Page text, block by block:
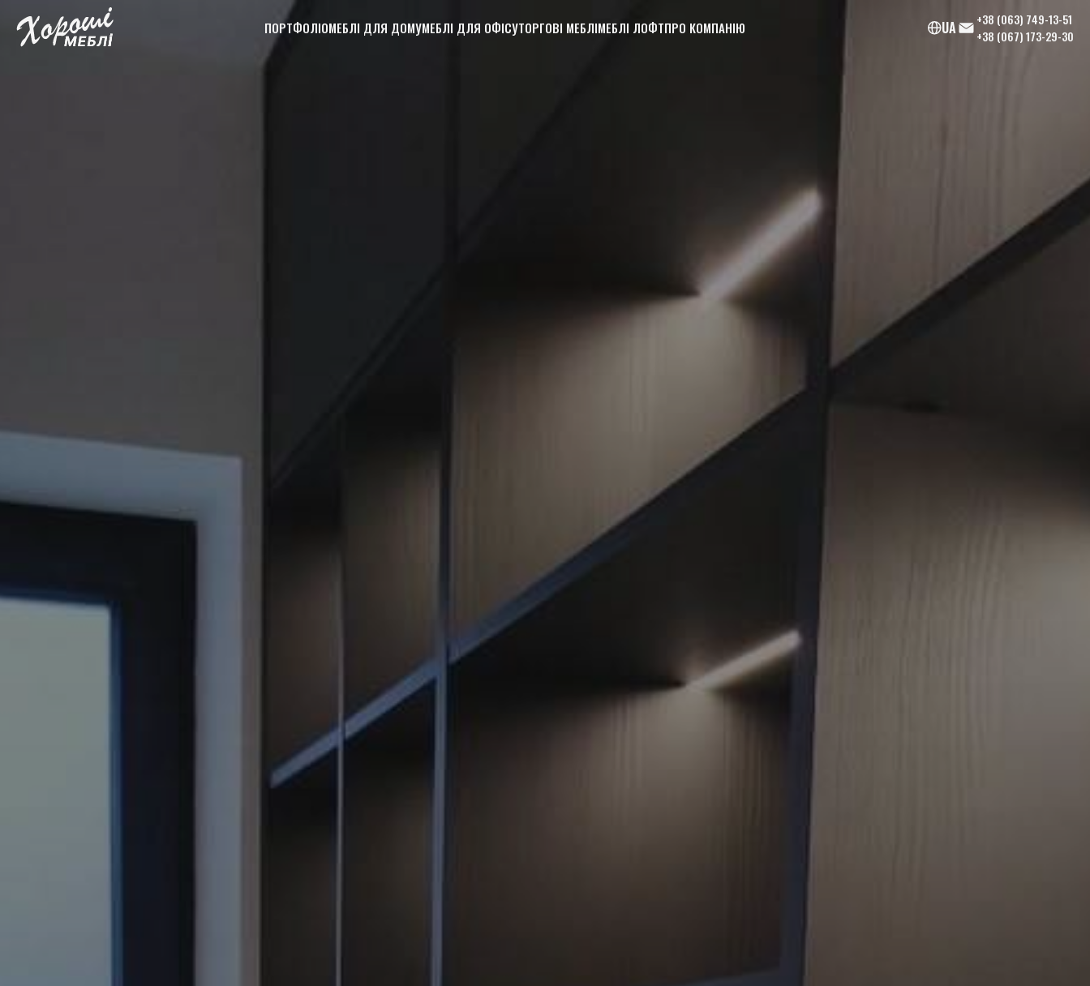
ПОРТФОЛІОМЕБЛІ ДЛЯ ДОМУМЕБЛІ ДЛЯ ОФІСУТОРГОВІ МЕБЛІМЕБЛІ ЛОФТПРО КОМПАНІЮ
+38 (063) 749-13-51
+38 (067) 173-29-30
UA